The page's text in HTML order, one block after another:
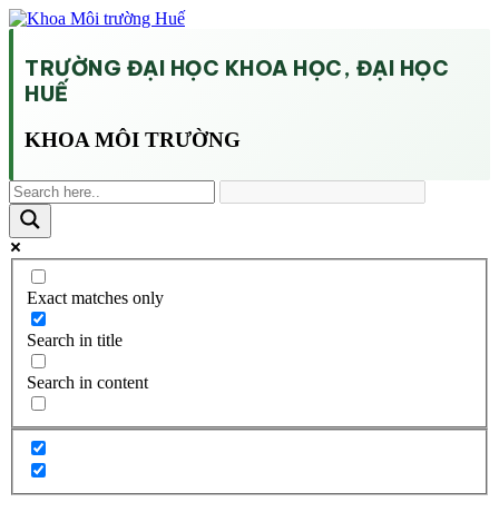
TRƯỜNG ĐẠI HỌC KHOA HỌC, ĐẠI HỌC
HUẾ
KHOA MÔI TRƯỜNG
Exact matches only
Search in title
Search in content